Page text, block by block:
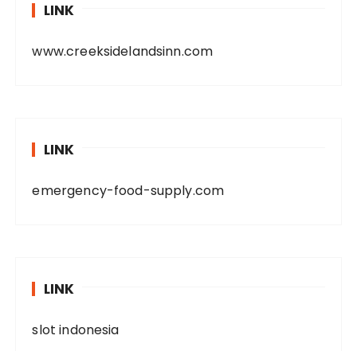
LINK
www.creeksidelandsinn.com
LINK
emergency-food-supply.com
LINK
slot indonesia